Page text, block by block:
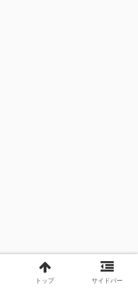
トップ サイドバー